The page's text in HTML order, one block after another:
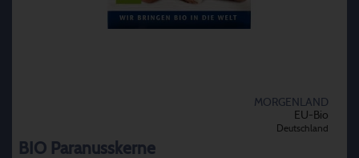
MORGENLAND
EU-Bio
Deutschland
BIO Paranusskerne